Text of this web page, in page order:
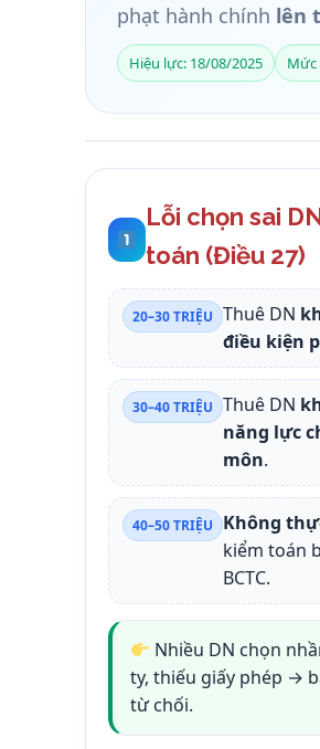
phạt hành chính lên
Hiệu lực: 18/08/2025 Mức
Lỗi chọn sai
toán (Điều 27)
20–30 TRIỆU Thuê DN
điều kiện
30–40 TRIỆU Thuê DN
năng lực
môn.
40–50 TRIỆU Không
kiểm toán
BCTC.
Nhiều DN chọn
ty, thiếu giấy phép →
từ chối.